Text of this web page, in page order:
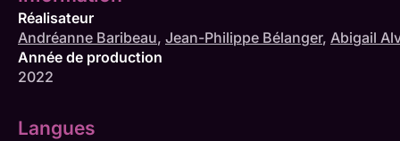
Réalisateur
Andréanne Baribeau, Jean-Philippe Bélanger, Abigail
Année de production
2022
Langues